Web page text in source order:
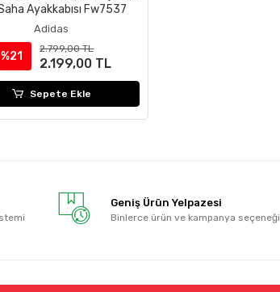
Ayakkabısı Fw7537
Adidas
%21
2.799,00 TL
2.199,00 TL
Sepete Ekle
Geniş Ürün Yelpazesi
Binlerce ürün ve kampanya seçeneği